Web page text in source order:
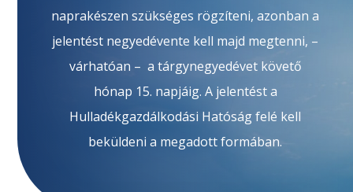
naprakészen szükséges rögzíteni, azonban a
jelentést negyedévente kell majd megtenni, –
várhatóan – a tárgynegyedévet követő
hónap 15. napjáig. A jelentést a
Hulladékgazdálkodási Hatóság felé kell
beküldeni a megadott formában.